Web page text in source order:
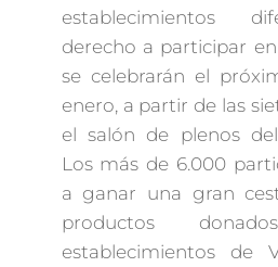
establecimientos
derecho a participar
se celebrarán el
enero, a partir de las
el salón de plenos
Los más de 6.000
a ganar una gran
productos
establecimientos de